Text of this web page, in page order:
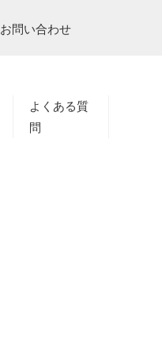
お問い合わせ
よくある質
問